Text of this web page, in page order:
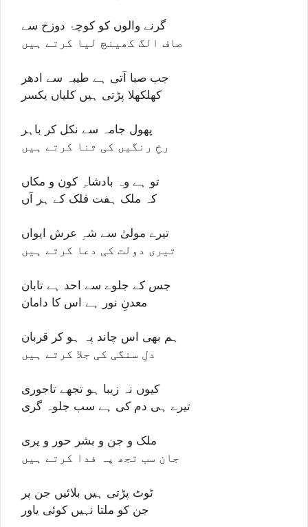
گرنے والوں کو کوچۂ دوزخ سے
صاف الگ کھینچ لیا کرتے ہیں
جب صبا آتی ہے طیبہ سے ادھر
کھلکھلا پڑتی ہیں کلیاں یکسر
پھول جامہ سے نکل کر باہر
رخِ رنگیں کی ثنا کرتے ہیں
تو ہے وہ بادشاہِ کون و مکاں
کہ ملک ہفت فلک کے ہر آں
تیرے مولیٰ سے شہِ عرش ایواں
تیری دولت کی دعا کرتے ہیں
جس کے جلوے سے احد ہے تابان
معدنِ نور ہے اس کا دامان
ہم بھی اس چاند پہ ہو کر قربان
دلِ سنگی کی جلا کرتے ہیں
کیوں نہ زیبا ہو تجھے تاجورى
تیرے ہی دم کی ہے سب جلوہ گرى
ملک و جن و بشر حور و پری
جان سب تجھ پہ فدا کرتے ہیں
ٹوٹ پڑتی ہیں بلائیں جن پر
جن کو ملتا نہیں کوئی یاور